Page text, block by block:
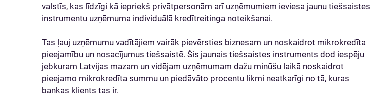
valstīs, kas līdzīgi kā iepriekš privātpersonām arī uzņēmumiem ieviesa jaunu tiešsaistes
instrumentu uzņēmuma individuālā kredītreitinga noteikšanai.
Tas ļauj uzņēmumu vadītājiem vairāk pievērsties biznesam un noskaidrot mikrokredīta
pieejamību un nosacījumus tiešsaistē. Šis jaunais tiešsaistes instruments dod iespēju
jebkuram Latvijas mazam un vidējam uzņēmumam dažu minūšu laikā noskaidrot
pieejamo mikrokredīta summu un piedāvāto procentu likmi neatkarīgi no tā, kuras
bankas klients tas ir.